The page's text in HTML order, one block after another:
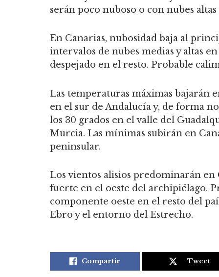
serán poco nuboso o con nubes
En Canarias, nubosidad baja al
intervalos de nubes medias y altas
despejado en el resto. Probable
Las temperaturas máximas bajarán
en el sur de Andalucía y, de forma
los 30 grados en el valle del
Murcia. Las mínimas subirán en
peninsular.
Los vientos alisios predominarán
fuerte en el oeste del archipiélago.
componente oeste en el resto del
Ebro y el entorno del Estrecho.
Compartir Tweet